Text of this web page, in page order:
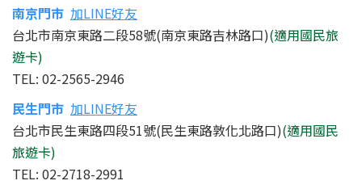
南京門市 加LINE好友
台北市南京東路二段58號(南京東路吉林路口)(適用國民旅
遊卡)
TEL: 02-2565-2946
民生門市 加LINE好友
台北市民生東路四段51號(民生東路敦化北路口)(適用國民
旅遊卡)
TEL: 02-2718-2991